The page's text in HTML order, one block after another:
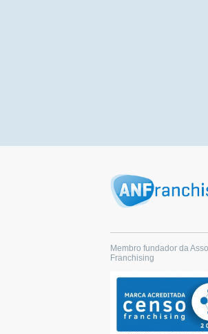
Membro fundador da
Franchising